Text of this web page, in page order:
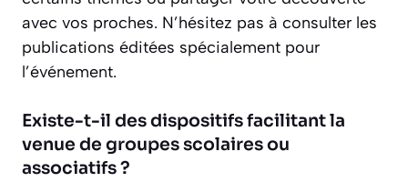
avec vos proches. N’hésitez pas à consulter les
publications éditées spécialement pour
l’événement.
Existe-t-il des dispositifs facilitant la
venue de groupes scolaires ou
associatifs ?